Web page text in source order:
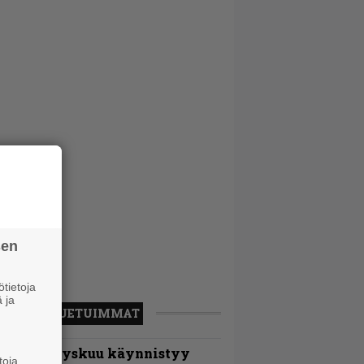
LUETUIMMAT
syyskuu käynnistyy
ja